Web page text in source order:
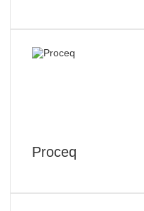
Proceq